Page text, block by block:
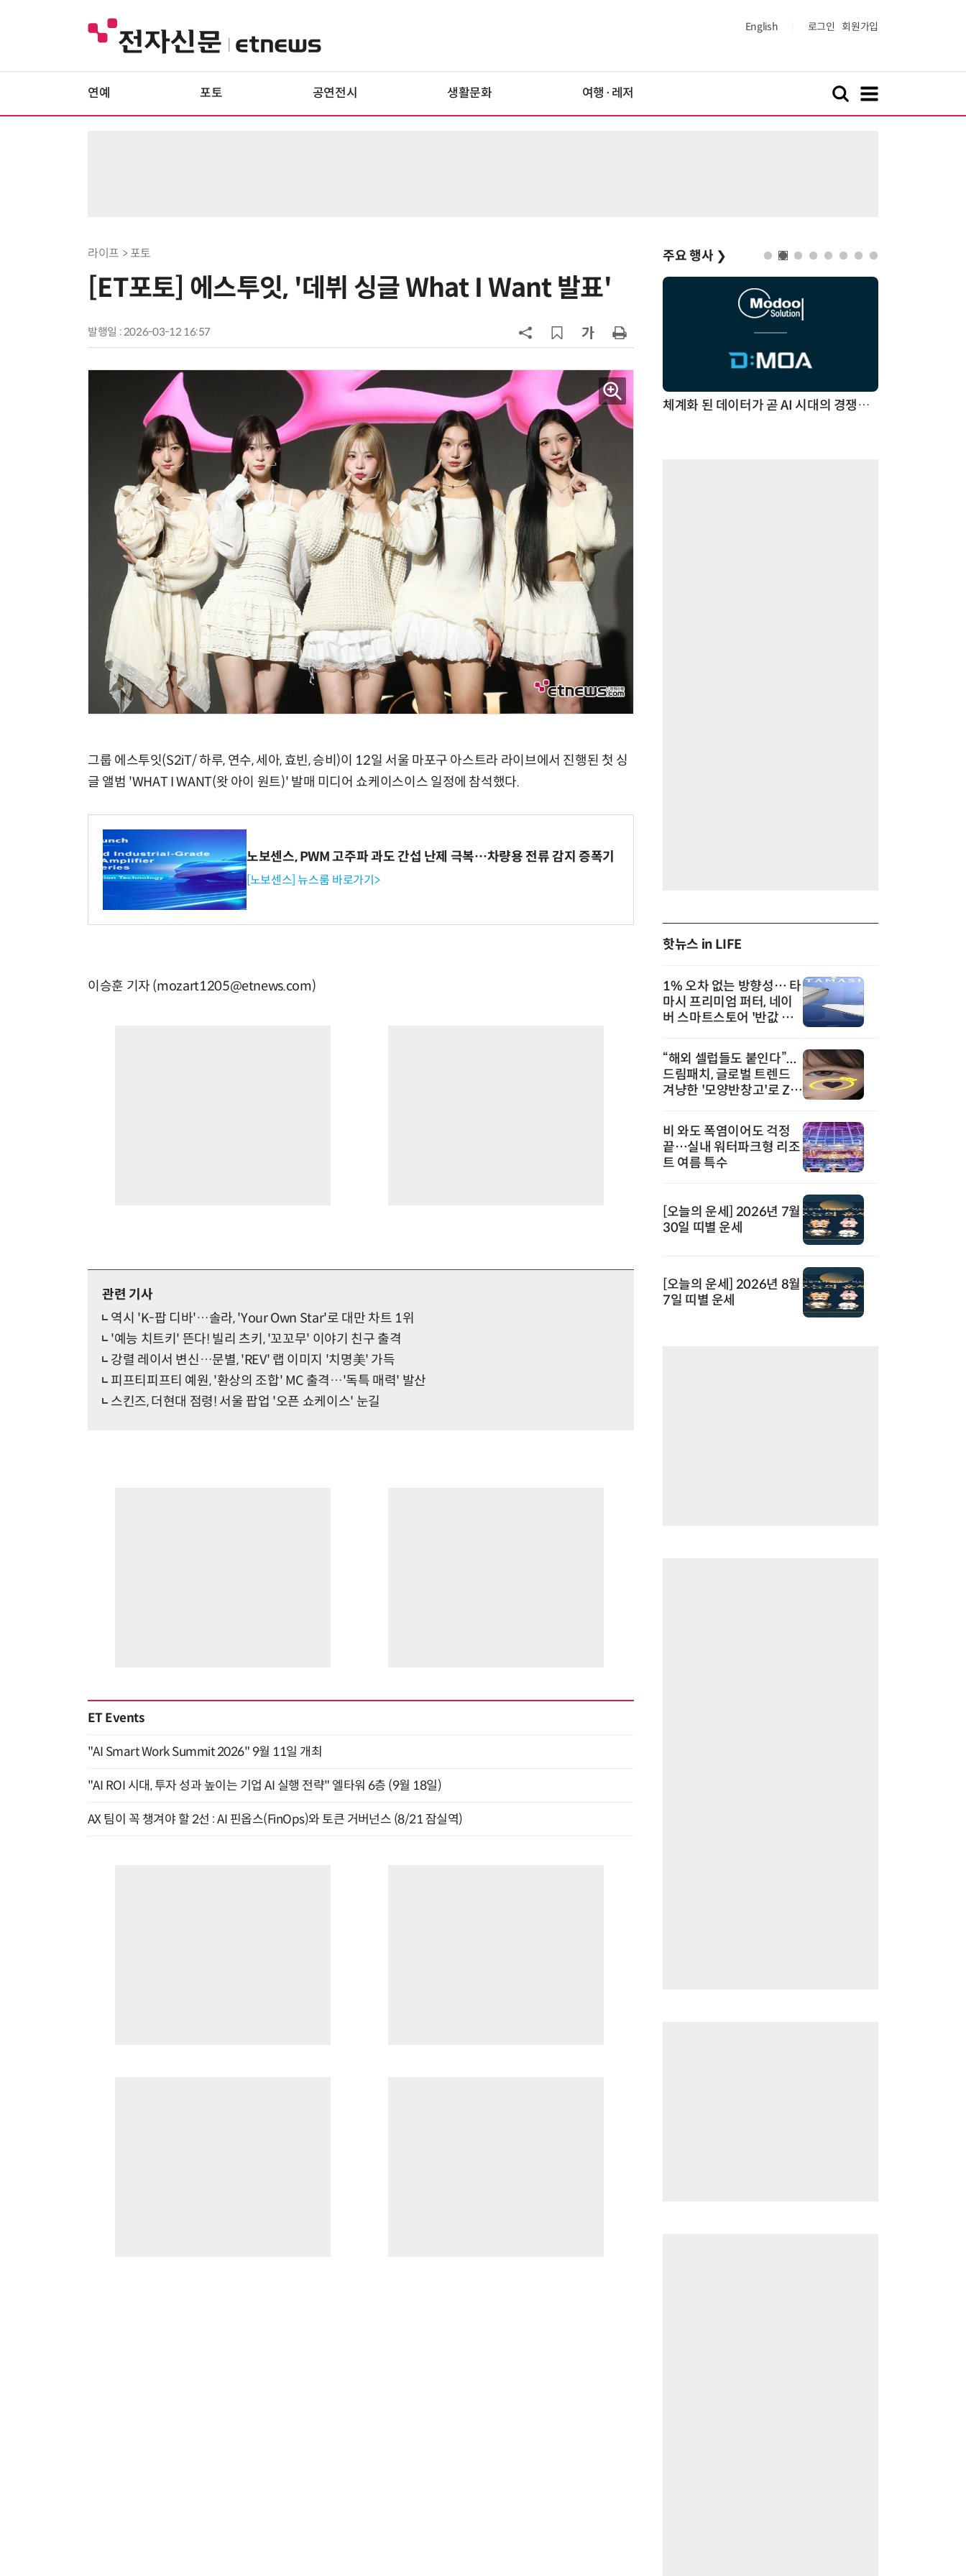
English 로그인 회원가입
연예 포토 공연전시 생활문화 여행·레저
라이프 > 포토
[ET포토] 에스투잇, '데뷔 싱글 What I Want 발표'
발행일 : 2026-03-12 16:57
그룹 에스투잇(S2iT/ 하루, 연수, 세아, 효빈, 승비)이 12일 서울 마포구 아스트라 라이브에서 진행된 첫 싱
글 앨범 'WHAT I WANT(왓 아이 원트)' 발매 미디어 쇼케이스이스 일정에 참석했다.
노보센스, PWM 고주파 과도 간섭 난제 극복…차량용 전류 감지 증폭기
[노보센스] 뉴스룸 바로가기>
이승훈 기자 (mozart1205@etnews.com)
관련 기사
역시 'K-팝 디바'…솔라, 'Your Own Star'로 대만 차트 1위
'예능 치트키' 뜬다! 빌리 츠키, '꼬꼬무' 이야기 친구 출격
강렬 레이서 변신…문별, 'REV' 랩 이미지 '치명美' 가득
피프티피프티 예원, '환상의 조합' MC 출격…'독특 매력' 발산
스킨즈, 더현대 점령! 서울 팝업 '오픈 쇼케이스' 눈길
ET Events
"AI Smart Work Summit 2026" 9월 11일 개최
"AI ROI 시대, 투자 성과 높이는 기업 AI 실행 전략" 엘타워 6층 (9월 18일)
AX 팀이 꼭 챙겨야 할 2선 : AI 핀옵스(FinOps)와 토큰 거버넌스 (8/21 잠실역)
주요 행사 ❯
AI Native Enterprise를 지원하는 AI Ready Data 플랫폼 활용 전략 AI 시대의 옵저버빌리티: GPU·LLM 모니터링부터 AI 기반 장애 대응까지 체계화 된 데이터가 곧 AI 시대의 경쟁력이다
핫뉴스 in LIFE
1% 오차 없는 방향성… 타
마시 프리미엄 퍼터, 네이
버 스마트스토어 '반값 할
“해외 셀럽들도 붙인다”...
드림패치, 글로벌 트렌드
겨냥한 '모양반창고'로 Z세
비 와도 폭염이어도 걱정
끝…실내 워터파크형 리조
트 여름 특수
[오늘의 운세] 2026년 7월
30일 띠별 운세
[오늘의 운세] 2026년 8월
7일 띠별 운세